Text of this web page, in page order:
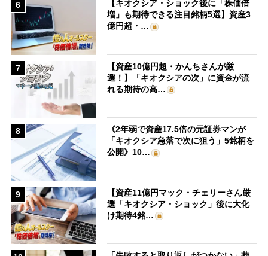
6
【キオクシア・ショック後に「株価倍
増」も期待できる注目銘柄5選】資産3
億円超・…
7
【資産10億円超・かんちさんが厳
選！】「キオクシアの次」に資金が流
れる期待の高…
8
《2年弱で資産17.5倍の元証券マンが
「キオクシア急落で次に狙う」5銘柄を
公開》10…
9
【資産11億円マック・チェリーさん厳
選「キオクシア・ショック」後に大化
け期待4銘…